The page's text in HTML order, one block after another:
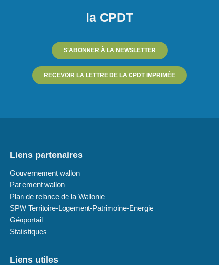
la CPDT
S'ABONNER À LA NEWSLETTER
RECEVOIR LA LETTRE DE LA CPDT IMPRIMÉE
Liens partenaires
Gouvernement wallon
Parlement wallon
Plan de relance de la Wallonie
SPW Territoire-Logement-Patrimoine-Energie
Géoportail
Statistiques
Liens utiles